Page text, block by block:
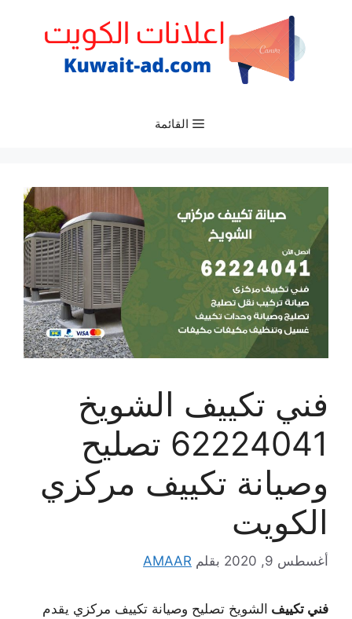
القائمة
فني تكييف الشويخ
62224041 تصليح
وصيانة تكييف مركزي
الكويت
أغسطس 9, 2020 بقلم AMAAR
فني تكييف الشويخ تصليح وصيانة تكييف مركزي يقدم